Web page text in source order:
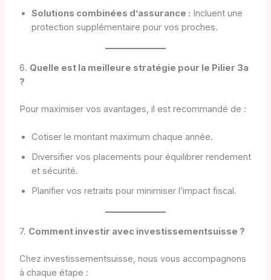
Solutions combinées d’assurance : Incluent une
protection supplémentaire pour vos proches.
6. Quelle est la meilleure stratégie pour le Pilier 3a
?
Pour maximiser vos avantages, il est recommandé de :
Cotiser le montant maximum chaque année.
Diversifier vos placements pour équilibrer rendement
et sécurité.
Planifier vos retraits pour minimiser l’impact fiscal.
7. Comment investir avec investissementsuisse ?
Chez investissementsuisse, nous vous accompagnons
à chaque étape :